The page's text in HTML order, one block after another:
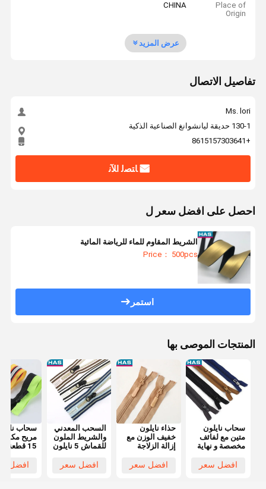
Place of
Origin
CHINA
عرض المزيد
تفاصيل الاتصال
Ms. lori
130-1 حديقة ليانشوانغ الصناعية الذكية
+8615157303641
ﺎﺘﺼﻟ ﺍﻶﻧ
احصل على افضل سعر ل
الشريط المقاوم للماء للرياضة المائية
Price： 500pcs
استمر
المنتجات الموصى بها
سحاب نايلون
متين مع لفائف
مخصصة و نهاية
افضل سعر
حذاء نايلون
خفيف الوزن مع
إزالة الزلاجة
15 أيامافضل سعر
السحب المعدني
والشريط الملون
للقماش 5 نايلون
للقميص
افضل سعر
سحاب
مريح
15 قطعة
افضل